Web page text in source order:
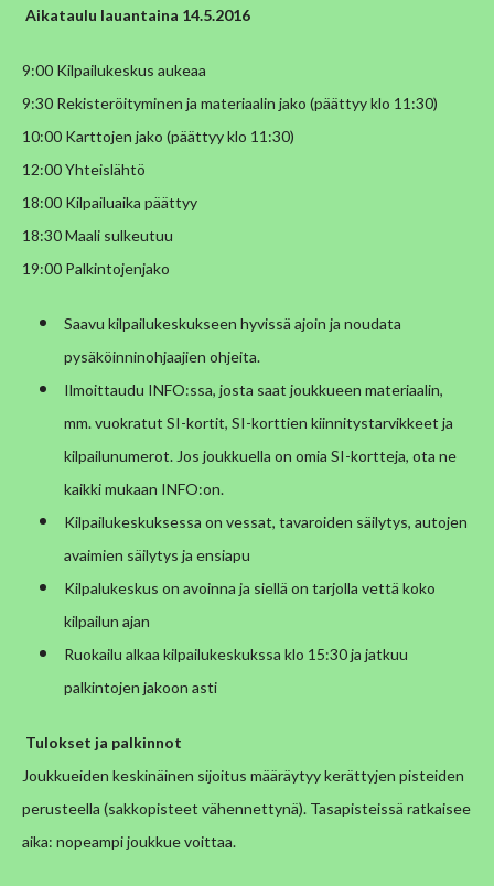
Aikataulu lauantaina 14.5.2016
9:00 Kilpailukeskus aukeaa
9:30 Rekisteröityminen ja materiaalin jako (päättyy klo 11:30)
10:00 Karttojen jako (päättyy klo 11:30)
12:00 Yhteislähtö
18:00 Kilpailuaika päättyy
18:30 Maali sulkeutuu
19:00 Palkintojenjako
Saavu kilpailukeskukseen hyvissä ajoin ja noudata
pysäköinninohjaajien ohjeita.
Ilmoittaudu INFO:ssa, josta saat joukkueen materiaalin,
mm. vuokratut SI-kortit, SI-korttien kiinnitystarvikkeet ja
kilpailunumerot. Jos joukkuella on omia SI-kortteja, ota ne
kaikki mukaan INFO:on.
Kilpailukeskuksessa on vessat, tavaroiden säilytys, autojen
avaimien säilytys ja ensiapu
Kilpalukeskus on avoinna ja siellä on tarjolla vettä koko
kilpailun ajan
Ruokailu alkaa kilpailukeskukssa klo 15:30 ja jatkuu
palkintojen jakoon asti
Tulokset ja palkinnot
Joukkueiden keskinäinen sijoitus määräytyy kerättyjen pisteiden
perusteella (sakkopisteet vähennettynä). Tasapisteissä ratkaisee
aika: nopeampi joukkue voittaa.